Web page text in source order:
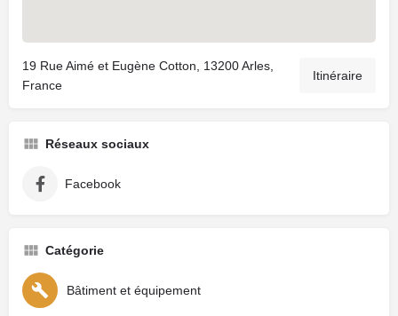
19 Rue Aimé et Eugène Cotton, 13200 Arles,
France
Itinéraire
Réseaux sociaux
Facebook
Catégorie
Bâtiment et équipement